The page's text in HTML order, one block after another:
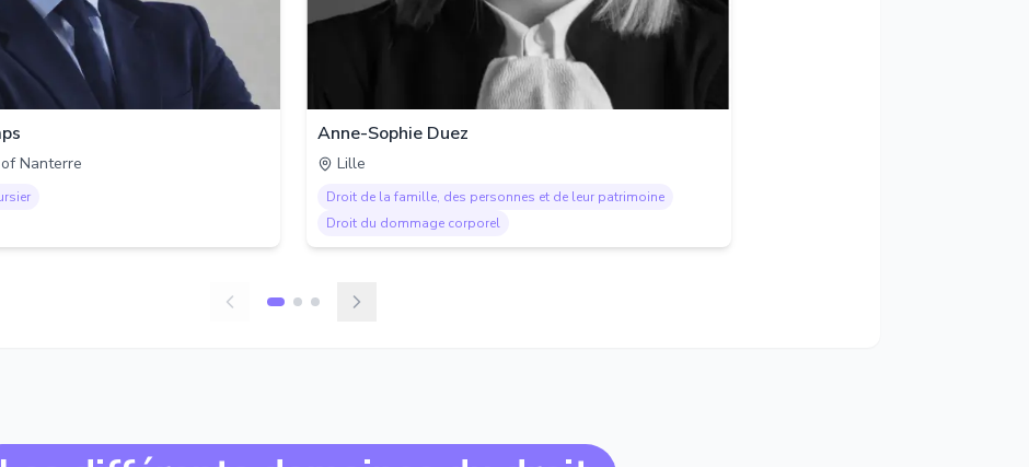
Nanterre
Anne-Sophie Duez
Lille
Droit de la famille, des personnes et de leur patrimoine
Droit du dommage corporel